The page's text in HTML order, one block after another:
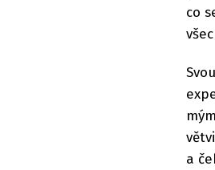
co
a